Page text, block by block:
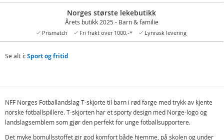
Norges største lekebutikk
Årets butikk 2025 - Barn & familie
Prismatch Fri frakt over 1000,-* Lynrask levering
Se alt i:Sport og fritid
NFF Norges Fotballandslag T-skjorte til barn i rød farge med trykk av kjente
norske fotballspillere. T-skjorten har et sporty design med Norge-logo og
landslagsemblem som gjør den perfekt for unge fotballsupportere.
Det myke bomullsstoffet gir god komfort både hjemme, på skolen og under